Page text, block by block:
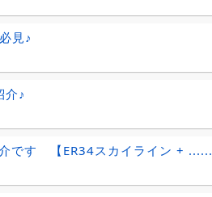
見♪
介♪
です 【ER34スカイライン + ......